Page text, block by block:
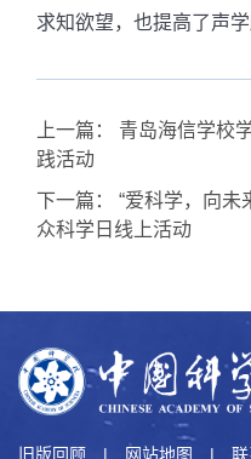
求知欲望，也提高了声
上一篇：
青岛海信学校
践活动
下一篇：
“爱科学，向
众科学日线上活动
旧版回顾 | 网站地图 |